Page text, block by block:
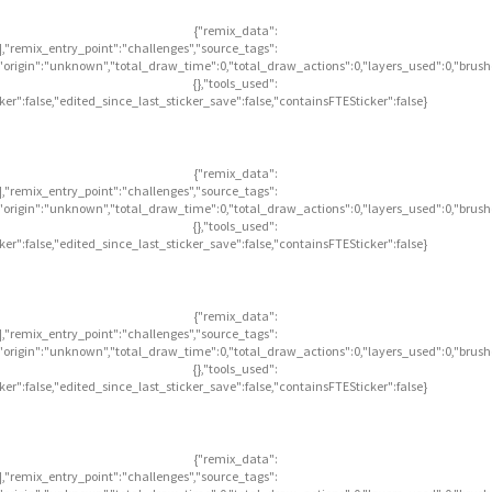
{"remix_data":
{},"tools_used":
{"remix_data":
{},"tools_used":
{"remix_data":
{},"tools_used":
{"remix_data":